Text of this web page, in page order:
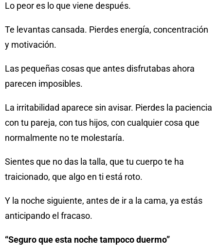
Lo peor es lo que viene después.
Te levantas cansada. Pierdes energía, concentración
y motivación.
Las pequeñas cosas que antes disfrutabas ahora
parecen imposibles.
La irritabilidad aparece sin avisar. Pierdes la paciencia
con tu pareja, con tus hijos, con cualquier cosa que
normalmente no te molestaría.
Sientes que no das la talla, que tu cuerpo te ha
traicionado, que algo en ti está roto.
Y la noche siguiente, antes de ir a la cama, ya estás
anticipando el fracaso.
“Seguro que esta noche tampoco duermo”